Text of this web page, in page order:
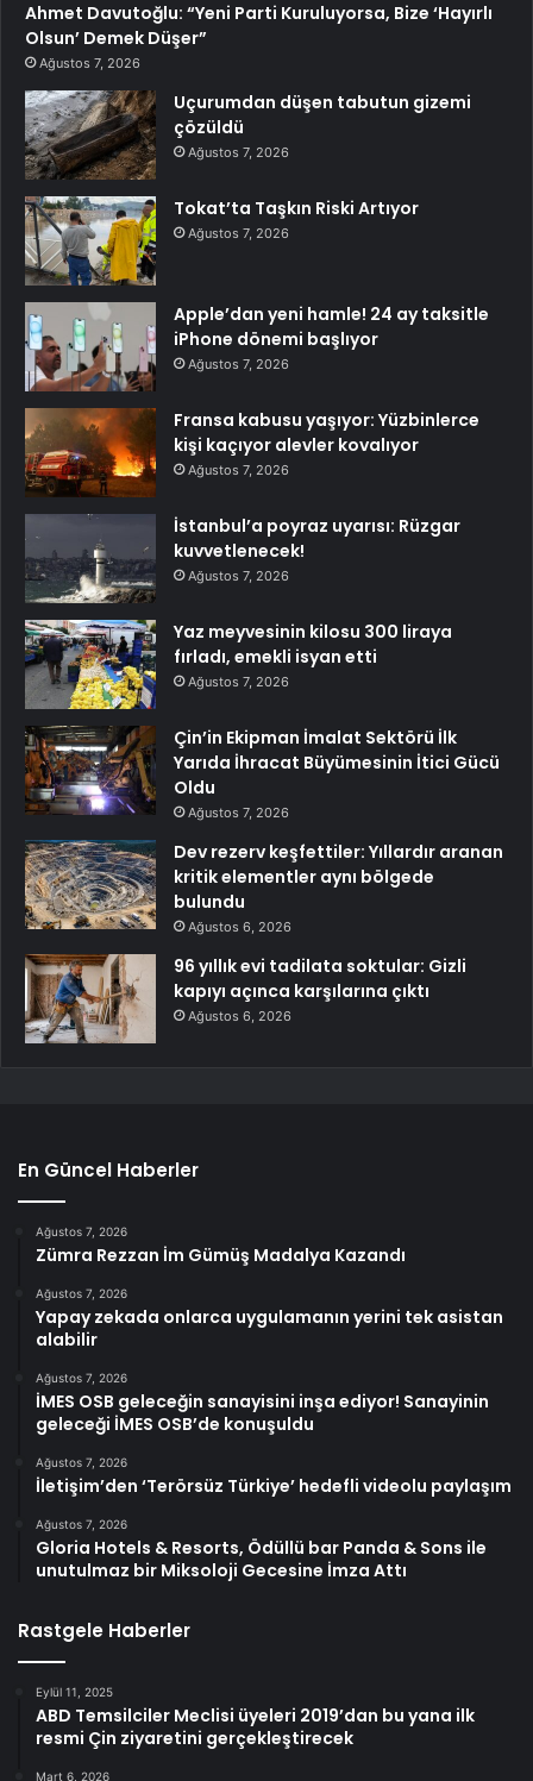
Ahmet Davutoğlu: “Yeni Parti Kuruluyorsa, Bize ‘Hayırlı
Olsun’ Demek Düşer”
Ağustos 7, 2026
Uçurumdan düşen tabutun gizemi
çözüldü
Ağustos 7, 2026
Tokat’ta Taşkın Riski Artıyor
Ağustos 7, 2026
Apple’dan yeni hamle! 24 ay taksitle
iPhone dönemi başlıyor
Ağustos 7, 2026
Fransa kabusu yaşıyor: Yüzbinlerce
kişi kaçıyor alevler kovalıyor
Ağustos 7, 2026
İstanbul’a poyraz uyarısı: Rüzgar
kuvvetlenecek!
Ağustos 7, 2026
Yaz meyvesinin kilosu 300 liraya
fırladı, emekli isyan etti
Ağustos 7, 2026
Çin’in Ekipman İmalat Sektörü İlk
Yarıda İhracat Büyümesinin İtici Gücü
Oldu
Ağustos 7, 2026
Dev rezerv keşfettiler: Yıllardır aranan
kritik elementler aynı bölgede
bulundu
Ağustos 6, 2026
96 yıllık evi tadilata soktular: Gizli
kapıyı açınca karşılarına çıktı
Ağustos 6, 2026
En Güncel Haberler
Ağustos 7, 2026
Zümra Rezzan İm Gümüş Madalya Kazandı
Ağustos 7, 2026
Yapay zekada onlarca uygulamanın yerini tek asistan
alabilir
Ağustos 7, 2026
İMES OSB geleceğin sanayisini inşa ediyor! Sanayinin
geleceği İMES OSB’de konuşuldu
Ağustos 7, 2026
İletişim’den ‘Terörsüz Türkiye’ hedefli videolu paylaşım
Ağustos 7, 2026
Gloria Hotels & Resorts, Ödüllü bar Panda & Sons ile
unutulmaz bir Miksoloji Gecesine İmza Attı
Rastgele Haberler
Eylül 11, 2025
ABD Temsilciler Meclisi üyeleri 2019’dan bu yana ilk
resmi Çin ziyaretini gerçekleştirecek
Mart 6, 2026